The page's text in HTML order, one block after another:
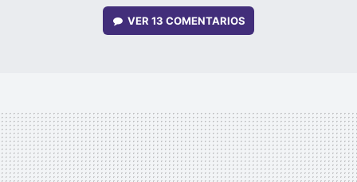
VER 13 COMENTARIOS